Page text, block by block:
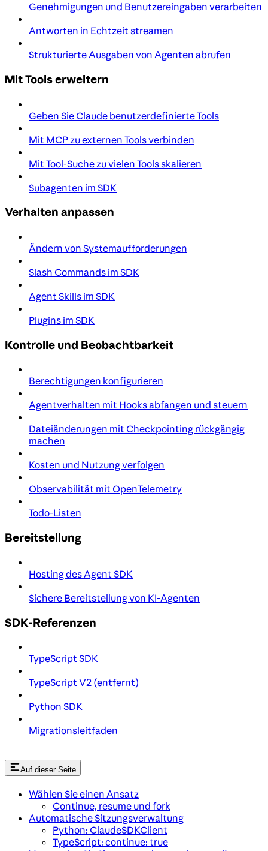
Genehmigungen und Benutzereingaben verarbeiten
Antworten in Echtzeit streamen
Strukturierte Ausgaben von Agenten abrufen
Mit Tools erweitern
Geben Sie Claude benutzerdefinierte Tools
Mit MCP zu externen Tools verbinden
Mit Tool-Suche zu vielen Tools skalieren
Subagenten im SDK
Verhalten anpassen
Ändern von Systemaufforderungen
Slash Commands im SDK
Agent Skills im SDK
Plugins im SDK
Kontrolle und Beobachtbarkeit
Berechtigungen konfigurieren
Agentverhalten mit Hooks abfangen und steuern
Dateiänderungen mit Checkpointing rückgängig
machen
Kosten und Nutzung verfolgen
Observabilität mit OpenTelemetry
Todo-Listen
Bereitstellung
Hosting des Agent SDK
Sichere Bereitstellung von KI-Agenten
SDK-Referenzen
TypeScript SDK
TypeScript V2 (entfernt)
Python SDK
Migrationsleitfaden
Auf dieser Seite
Wählen Sie einen Ansatz
Continue, resume und fork
Automatische Sitzungsverwaltung
Python: ClaudeSDKClient
TypeScript: continue: true